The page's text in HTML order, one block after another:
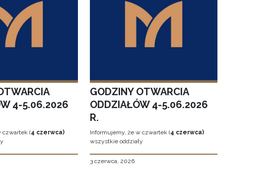
4-5.06.2026
czwartek (4 czerwca)
GODZINY OTWARCIA
ODDZIAŁÓW 4-5.06.2026
R.
Informujemy, że w czwartek (4 czerwca)
wszystkie oddziały
3 czerwca, 2026